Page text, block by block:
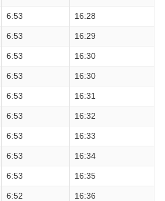
6:53 16:28
6:53 16:29
6:53 16:30
6:53 16:30
6:53 16:31
6:53 16:32
6:53 16:33
6:53 16:34
6:53 16:35
6:52 16:36